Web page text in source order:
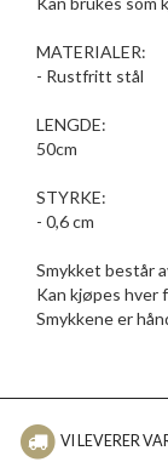
MATERIALER:
- Rustfritt stål
LENGDE:
50cm
STYRKE:
- 0,6 cm
Smykket består
Kan kjøpes hver
Smykkene er
VI LEVERER